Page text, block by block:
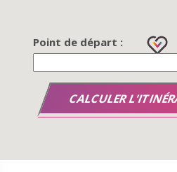
Point de départ :